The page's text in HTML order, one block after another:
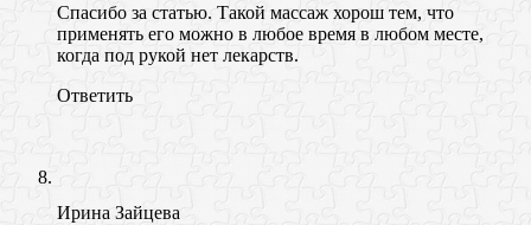
Спасибо за статью. Такой массаж хорош тем, что
применять его можно в любое время в любом месте,
когда под рукой нет лекарств.
Ответить
Ирина Зайцева